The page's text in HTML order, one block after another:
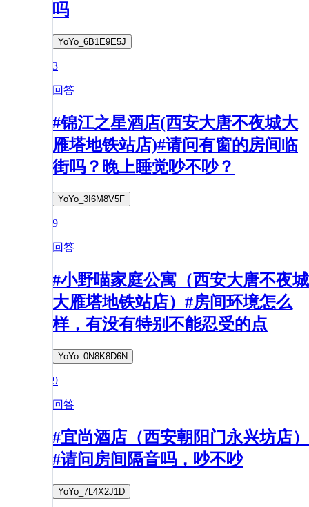
吗
YoYo_6B1E9E5J
3
回答
#锦江之星酒店(西安大唐不夜城大
雁塔地铁站店)#请问有窗的房间临
街吗？晚上睡觉吵不吵？
YoYo_3I6M8V5F
9
回答
#小野喵家庭公寓（西安大唐不夜城
大雁塔地铁站店）#房间环境怎么
样，有没有特别不能忍受的点
YoYo_0N8K8D6N
9
回答
#宜尚酒店（西安朝阳门永兴坊店）
#请问房间隔音吗，吵不吵
YoYo_7L4X2J1D